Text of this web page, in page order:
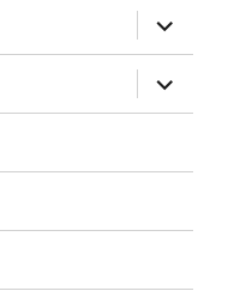
menu
ouvrir
le
sous-
menu
ouvrir
le
sous-